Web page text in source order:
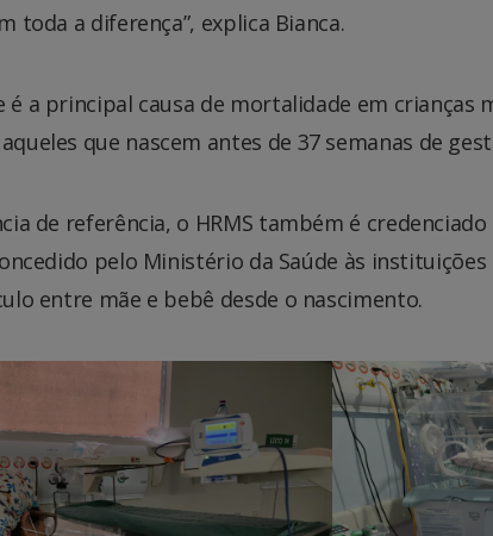
toda a diferença”, explica Bianca.
a principal causa de mortalidade em crianças
que nascem antes de 37 semanas de
de referência, o HRMS também é
pelo Ministério da Saúde às
entre mãe e bebê desde o nascimento.